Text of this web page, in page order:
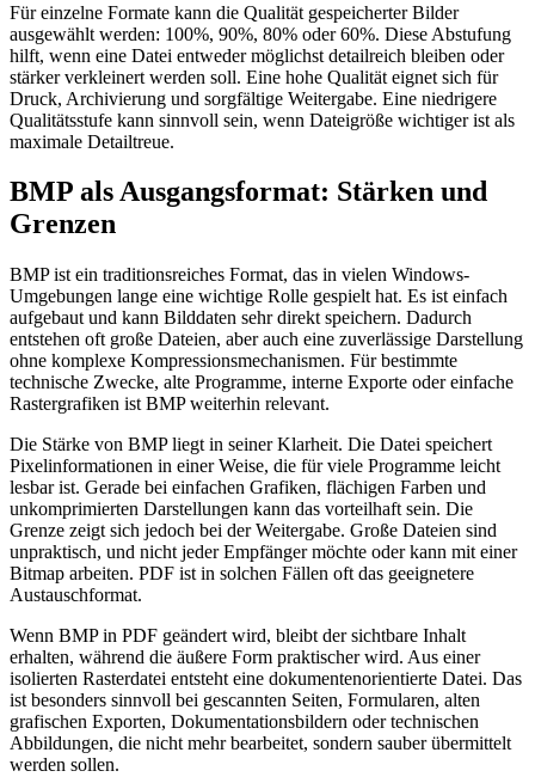
Für einzelne Formate kann die Qualität gespeicherter Bilder
ausgewählt werden: 100%, 90%, 80% oder 60%. Diese Abstufung
hilft, wenn eine Datei entweder möglichst detailreich bleiben oder
stärker verkleinert werden soll. Eine hohe Qualität eignet sich für
Druck, Archivierung und sorgfältige Weitergabe. Eine niedrigere
Qualitätsstufe kann sinnvoll sein, wenn Dateigröße wichtiger ist als
maximale Detailtreue.
BMP als Ausgangsformat: Stärken und
Grenzen
BMP ist ein traditionsreiches Format, das in vielen Windows-
Umgebungen lange eine wichtige Rolle gespielt hat. Es ist einfach
aufgebaut und kann Bilddaten sehr direkt speichern. Dadurch
entstehen oft große Dateien, aber auch eine zuverlässige Darstellung
ohne komplexe Kompressionsmechanismen. Für bestimmte
technische Zwecke, alte Programme, interne Exporte oder einfache
Rastergrafiken ist BMP weiterhin relevant.
Die Stärke von BMP liegt in seiner Klarheit. Die Datei speichert
Pixelinformationen in einer Weise, die für viele Programme leicht
lesbar ist. Gerade bei einfachen Grafiken, flächigen Farben und
unkomprimierten Darstellungen kann das vorteilhaft sein. Die
Grenze zeigt sich jedoch bei der Weitergabe. Große Dateien sind
unpraktisch, und nicht jeder Empfänger möchte oder kann mit einer
Bitmap arbeiten. PDF ist in solchen Fällen oft das geeignetere
Austauschformat.
Wenn BMP in PDF geändert wird, bleibt der sichtbare Inhalt
erhalten, während die äußere Form praktischer wird. Aus einer
isolierten Rasterdatei entsteht eine dokumentenorientierte Datei. Das
ist besonders sinnvoll bei gescannten Seiten, Formularen, alten
grafischen Exporten, Dokumentationsbildern oder technischen
Abbildungen, die nicht mehr bearbeitet, sondern sauber übermittelt
werden sollen.